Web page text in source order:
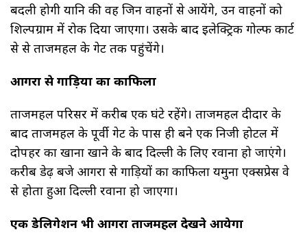
बदली होगी यानि की वह जिन वाहनों से आयेंगे, उन वाहनों को
शिल्पग्राम में रोक दिया जाएगा। उसके बाद इलेक्ट्रिक गोल्फ कार्ट
से से ताजमहल के गेट तक पहुंचेंगे।
आगरा से गाड़ियों का काफिला
ताजमहल परिसर में करीब एक घंटे रहेंगे। ताजमहल दीदार के
बाद ताजमहल के पूर्वी गेट के पास ही बने एक निजी होटल में
दोपहर का खाना खाने के बाद दिल्ली के लिए रवाना हो जाएंगे।
करीब डेढ़ बजे आगरा से गाड़ियों का काफिला यमुना एक्सप्रेस वे
से होता हुआ दिल्ली रवाना हो जाएगा।
एक डेलिगेशन भी आगरा ताजमहल देखने आयेगा